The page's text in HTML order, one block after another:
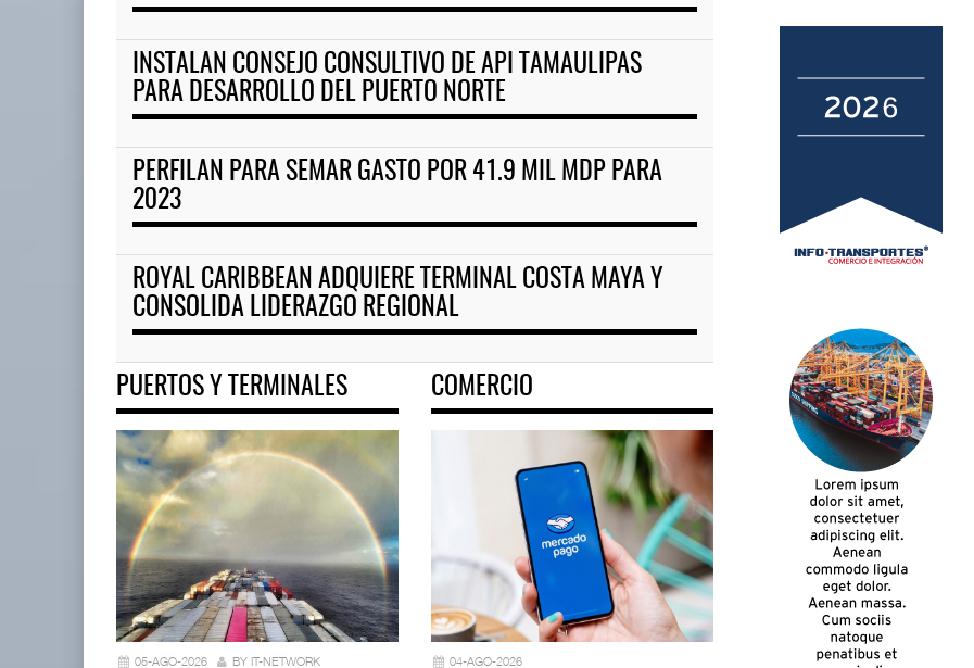
INSTALAN CONSEJO CONSULTIVO DE API TAMAULIPAS
PARA DESARROLLO DEL PUERTO NORTE
PERFILAN PARA SEMAR GASTO POR 41.9 MIL MDP PARA
2023
ROYAL CARIBBEAN ADQUIERE TERMINAL COSTA MAYA Y
CONSOLIDA LIDERAZGO REGIONAL
PUERTOS Y TERMINALES
05-AGO-2026 BY IT-NETWORK
COMERCIO
04-AGO-2026